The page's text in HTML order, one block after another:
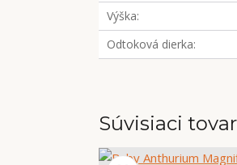
Výška
Odtoková dierka
Súvisiaci tovar